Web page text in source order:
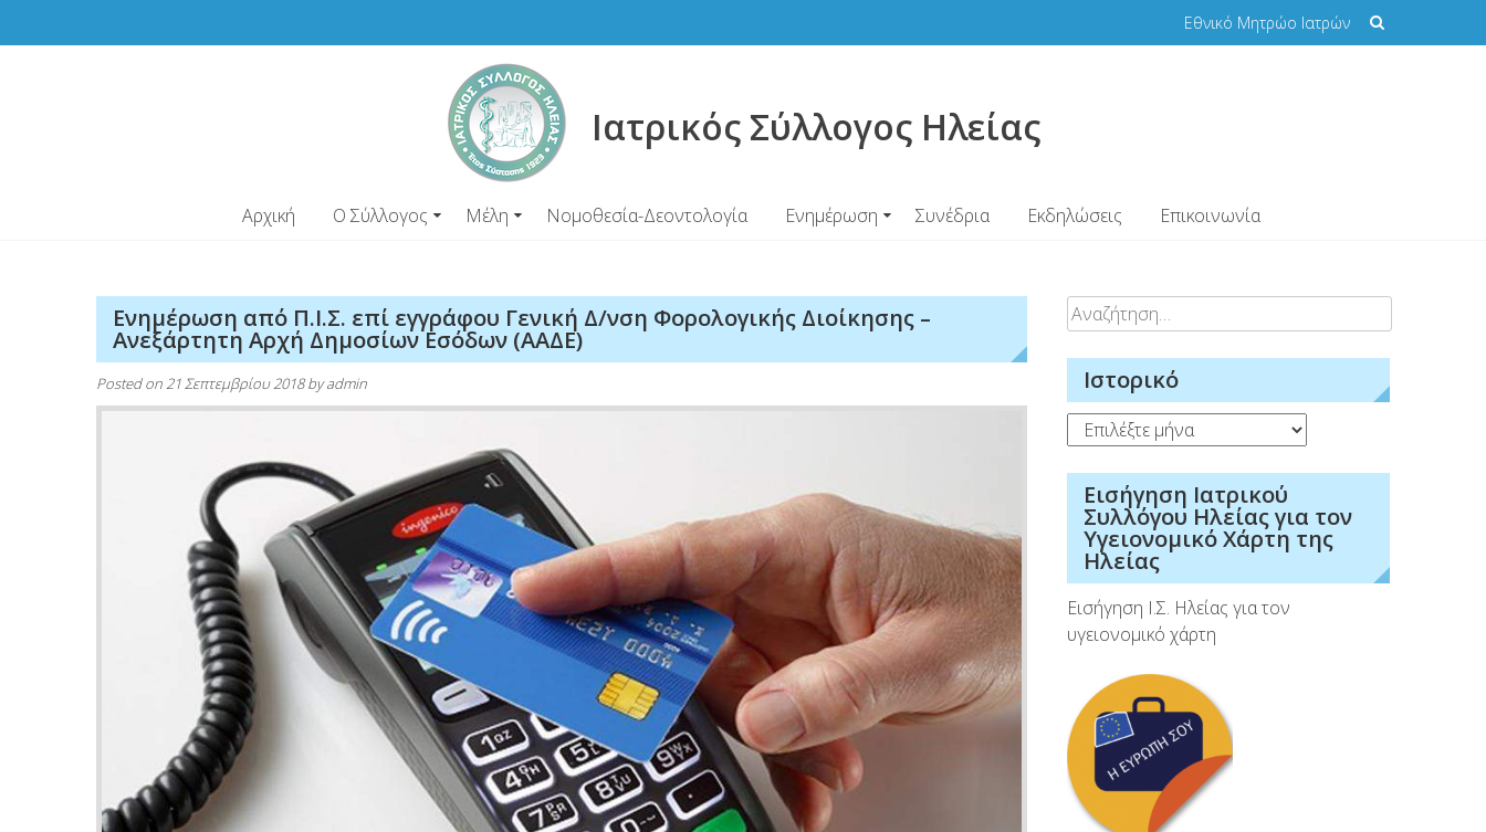
Εθνικό Μητρώο Ιατρών
Ιατρικός Σύλλογος Ηλείας
Αρχική Ο Σύλλογος Μέλη Νομοθεσία-Δεοντολογία Ενημέρωση Συνέδρια Εκδηλώσεις Επικοινωνία
Ενημέρωση από Π.Ι.Σ. επί εγγράφου Γενική Δ/νση Φορολογικής Διοίκησης –
Ανεξάρτητη Αρχή Δημοσίων Εσόδων (ΑΑΔΕ)
Posted on 21 Σεπτεμβρίου 2018byadmin
Αναζήτηση
για:
Ιστορικό
Ιστορικό
Εισήγηση Ιατρικού
Συλλόγου Ηλείας για τον
Υγειονομικό Χάρτη της
Ηλείας
Εισήγηση Ι.Σ. Ηλείας για τον
υγειονομικό χάρτη